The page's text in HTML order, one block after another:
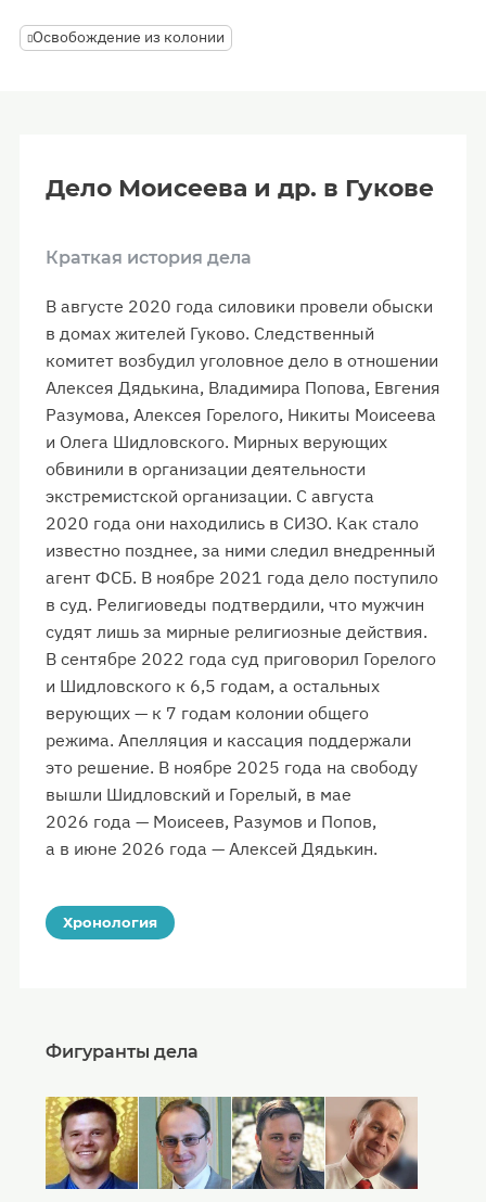
Освобождение из колонии
Дело Моисеева и др. в Гукове
Краткая история дела
В августе 2020 года силовики провели обыски
в домах жителей Гуково. Следственный
комитет возбудил уголовное дело в отношении
Алексея Дядькина, Владимира Попова, Евгения
Разумова, Алексея Горелого, Никиты Моисеева
и Олега Шидловского. Мирных верующих
обвинили в организации деятельности
экстремистской организации. С августа
2020 года они находились в СИЗО. Как стало
известно позднее, за ними следил внедренный
агент ФСБ. В ноябре 2021 года дело поступило
в суд. Религиоведы подтвердили, что мужчин
судят лишь за мирные религиозные действия.
В сентябре 2022 года суд приговорил Горелого
и Шидловского к 6,5 годам, а остальных
верующих — к 7 годам колонии общего
режима. Апелляция и кассация поддержали
это решение. В ноябре 2025 года на свободу
вышли Шидловский и Горелый, в мае
2026 года — Моисеев, Разумов и Попов,
а в июне 2026 года — Алексей Дядькин.
Хронология
Фигуранты дела